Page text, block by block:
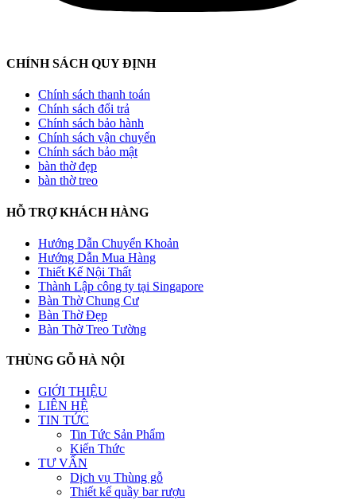
CHÍNH SÁCH QUY ĐỊNH
Chính sách thanh toán
Chính sách đổi trả
Chính sách bảo hành
Chính sách vận chuyển
Chính sách bảo mật
bàn thờ đẹp
bàn thờ treo
HỖ TRỢ KHÁCH HÀNG
Hướng Dẫn Chuyển Khoản
Hướng Dẫn Mua Hàng
Thiết Kế Nội Thất
Thành Lập công ty tại Singapore
Bàn Thờ Chung Cư
Bàn Thờ Đẹp
Bàn Thờ Treo Tường
THÙNG GỖ HÀ NỘI
GIỚI THIỆU
LIÊN HỆ
TIN TỨC
Tin Tức Sản Phẩm
Kiến Thức
TƯ VẤN
Dịch vụ Thùng gỗ
Thiết kế quầy bar rượu